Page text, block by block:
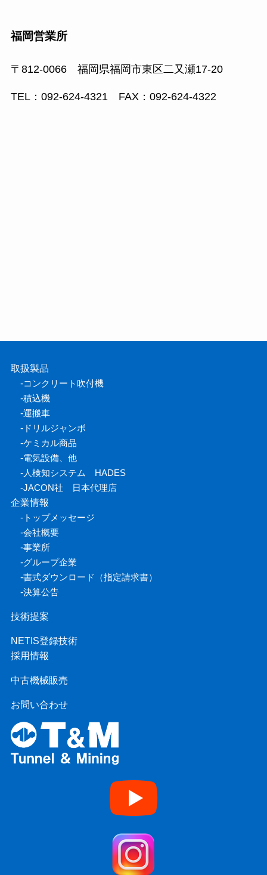
福岡営業所
〒812-0066 福岡県福岡市東区二又瀬17-20
TEL：092-624-4321 FAX：092-624-4322
取扱製品
-コンクリート吹付機
-積込機
-運搬車
-ドリルジャンボ
-ケミカル商品
-電気設備、他
-人検知システム HADES
-JACON社 日本代理店
企業情報
-トップメッセージ
-会社概要
-事業所
-グループ企業
-書式ダウンロード（指定請求書）
-決算公告
技術提案
NETIS登録技術
採用情報
中古機械販売
お問い合わせ